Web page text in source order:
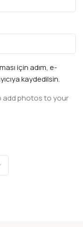
için adım, e-
kaydedilsin.
add photos to your